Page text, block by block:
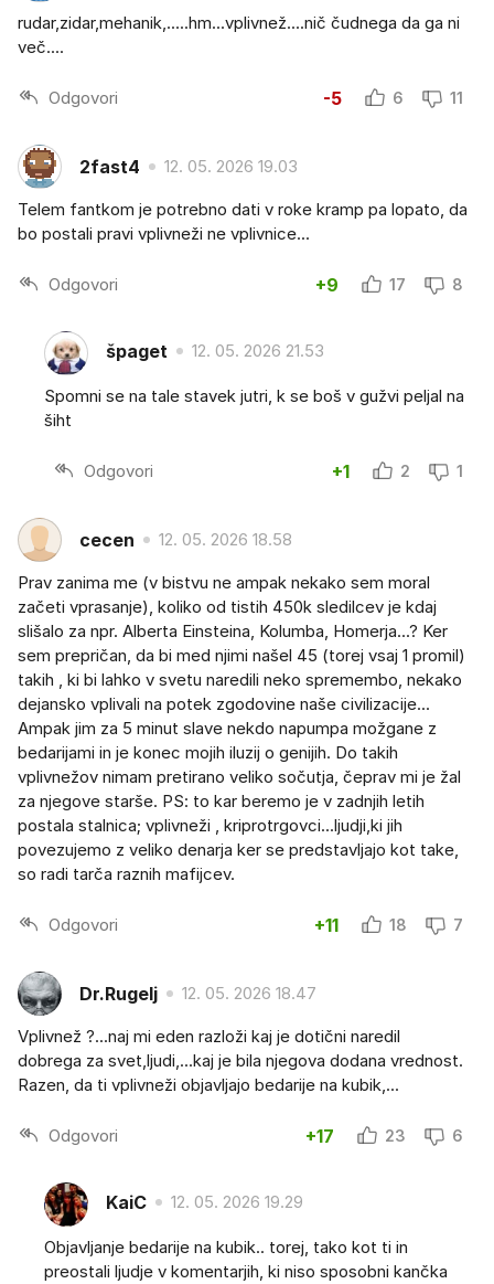
rudar,zidar,mehanik,.....hm...vplivnež....nič čudnega da ga ni
več....
Odgovori -5 6 11
2fast4 12. 05. 2026 19.03
Telem fantkom je potrebno dati v roke kramp pa lopato, da
bo postali pravi vplivneži ne vplivnice...
Odgovori +9 17 8
špaget 12. 05. 2026 21.53
Spomni se na tale stavek jutri, k se boš v gužvi peljal na
šiht
Odgovori +1 2 1
cecen 12. 05. 2026 18.58
Prav zanima me (v bistvu ne ampak nekako sem moral
začeti vprasanje), koliko od tistih 450k sledilcev je kdaj
slišalo za npr. Alberta Einsteina, Kolumba, Homerja...? Ker
sem prepričan, da bi med njimi našel 45 (torej vsaj 1 promil)
takih , ki bi lahko v svetu naredili neko spremembo, nekako
dejansko vplivali na potek zgodovine naše civilizacije...
Ampak jim za 5 minut slave nekdo napumpa možgane z
bedarijami in je konec mojih iluzij o genijih. Do takih
vplivnežov nimam pretirano veliko sočutja, čeprav mi je žal
za njegove starše. PS: to kar beremo je v zadnjih letih
postala stalnica; vplivneži , kriprotrgovci...ljudji,ki jih
povezujemo z veliko denarja ker se predstavljajo kot take,
so radi tarča raznih mafijcev.
Odgovori +11 18 7
Dr.Rugelj 12. 05. 2026 18.47
Vplivnež ?...naj mi eden razloži kaj je dotični naredil
dobrega za svet,ljudi,...kaj je bila njegova dodana vrednost.
Razen, da ti vplivneži objavljajo bedarije na kubik,...
Odgovori +17 23 6
KaiC 12. 05. 2026 19.29
Objavljanje bedarije na kubik.. torej, tako kot ti in
preostali ljudje v komentarjih, ki niso sposobni kančka